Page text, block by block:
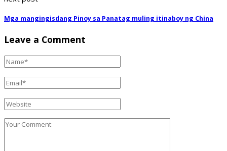
Mga mangingisdang Pinoy sa Panatag muling itinaboy ng China
Leave a Comment